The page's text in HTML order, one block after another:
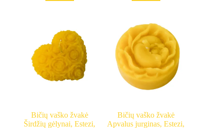
Bičių vaško žvakė
Širdžių gėlynai, Estezi,
Bičių vaško žvakė
Apvalus jurginas, Estezi,